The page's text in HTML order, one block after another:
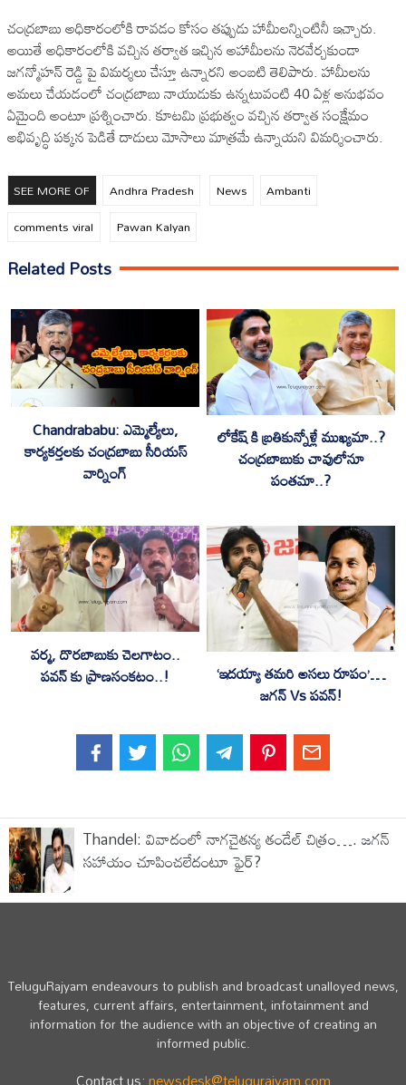
చంద్రబాబు అధికారంలోకి రావడం కోసం తప్పుడు హామీలన్నింటినీ ఇచ్చారు.
అయితే అధికారంలోకి వచ్చిన తర్వాత ఇచ్చిన అహామీలను నెరవేర్చకుండా
జగన్మోహన్ రెడ్డి పై విమర్శలు చేస్తూ ఉన్నారని అంబటి తెలిపారు. హామీలను
అమలు చేయడంలో చంద్రబాబు నాయుడుకు ఉన్నటువంటి 40 ఏళ్ల అనుభవం
ఏమైంది అంటూ ప్రశ్నించారు. కూటమి ప్రభుత్వం వచ్చిన తర్వాత సంక్షేమం
అభివృద్ధి పక్కన పెడితే దాడులు మోసాలు మాత్రమే ఉన్నాయని విమర్శించారు.
SEE MORE OF Andhra Pradesh News
Ambanti
comments viral
Pawan Kalyan
Related Posts
Chandrababu: ఎమ్మెల్యేలు,
కార్యకర్తలకు చంద్రబాబు సీరియస్
వార్నింగ్
లోకేష్ కి బ్రతికున్నోళ్లే ముఖ్యమా..?
చంద్రబాబుకు చావులోనూ
పంతమా..?
వర్మ, దొరబాబుకు చెలగాటం..
పవన్ కు ప్రాణసంకటం..! ‘ఇదయ్యా తమరి అసలు రూపం’…
జగన్ Vs పవన్!
Thandel: వివాదంలో నాగచైతన్య తండేల్ చిత్రం…. జగన్
సహాయం చూపించలేదంటూ ఫైర్?
TeluguRajyam endeavours to publish and broadcast unalloyed news,
features, current affairs, entertainment, infotainment and
information for the audience with an objective of creating an
informed public.